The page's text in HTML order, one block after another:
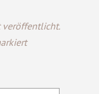
veröffentlicht.